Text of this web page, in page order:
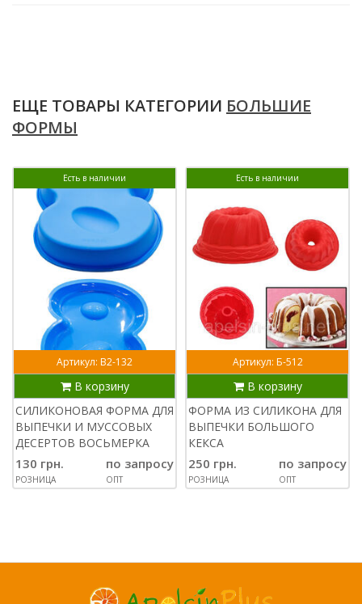
ЕЩЕ ТОВАРЫ КАТЕГОРИИ БОЛЬШИЕ
ФОРМЫ
Есть в наличии
Артикул: В2-132
В корзину
СИЛИКОНОВАЯ ФОРМА ДЛЯ
ВЫПЕЧКИ И МУССОВЫХ
ДЕСЕРТОВ ВОСЬМЕРКА
130 грн.
РОЗНИЦА
по запросу
ОПТ
Есть в наличии
Артикул: Б-512
В корзину
ФОРМА ИЗ СИЛИКОНА ДЛЯ
ВЫПЕЧКИ БОЛЬШОГО
КЕКСА
250 грн.
РОЗНИЦА
по запросу
ОПТ